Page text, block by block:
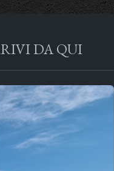
DA QUI